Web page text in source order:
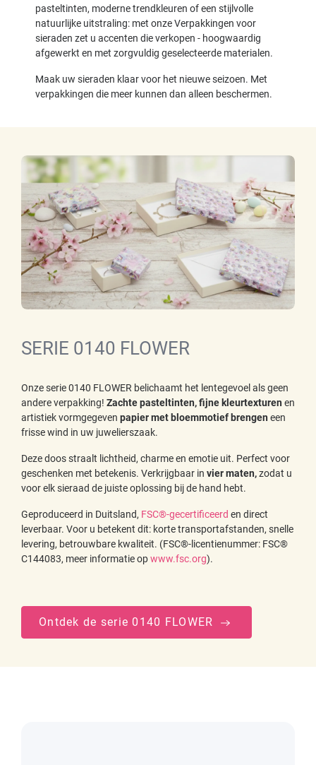
pasteltinten, moderne trendkleuren of een stijlvolle
natuurlijke uitstraling: met onze Verpakkingen voor
sieraden zet u accenten die verkopen - hoogwaardig
afgewerkt en met zorgvuldig geselecteerde materialen.
Maak uw sieraden klaar voor het nieuwe seizoen. Met
verpakkingen die meer kunnen dan alleen beschermen.
SERIE 0140 FLOWER
Onze serie 0140 FLOWER belichaamt het lentegevoel als geen
andere verpakking! Zachte pasteltinten, fijne kleurtexturen en
artistiek vormgegeven papier met bloemmotief brengen een
frisse wind in uw juwelierszaak.
Deze doos straalt lichtheid, charme en emotie uit. Perfect voor
geschenken met betekenis. Verkrijgbaar in vier maten,zodat u
voor elk sieraad de juiste oplossing bij de hand hebt.
Geproduceerd in Duitsland, FSC®-gecertificeerd en direct
leverbaar. Voor u betekent dit: korte transportafstanden, snelle
levering, betrouwbare kwaliteit. (FSC®-licentienummer: FSC®
C144083, meer informatie opwww.fsc.org).
Ontdek de serie 0140 FLOWER